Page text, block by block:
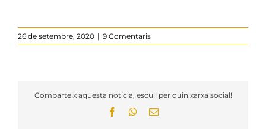
26 de setembre, 2020 | 9 Comentaris
Comparteix aquesta noticia, escull per quin xarxa social!
FacebookWhatsApp
Email: